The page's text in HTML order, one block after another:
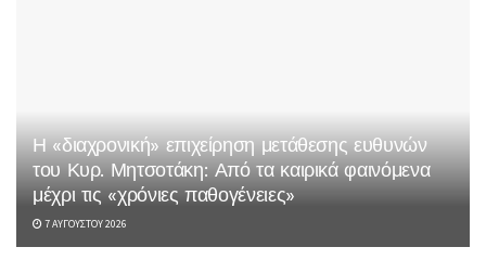
Η «διαχρονική» επιχείρηση μετάθεσης ευθυνών
του Κυρ. Μητσοτάκη: Από τα καιρικά φαινόμενα
μέχρι τις «χρόνιες παθογένειες»
7 ΑΥΓΟΎΣΤΟΥ 2026